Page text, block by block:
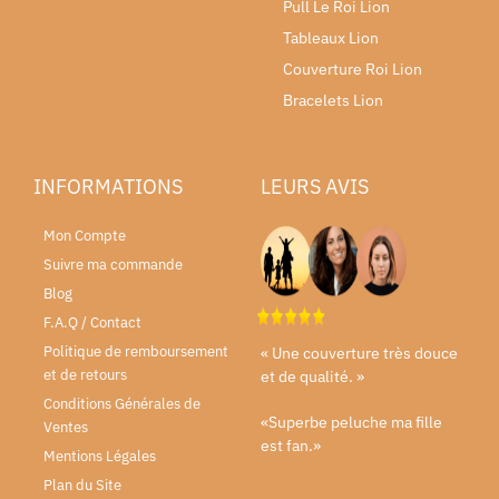
Pull Le Roi Lion
Tableaux Lion
Couverture Roi Lion
Bracelets Lion
INFORMATIONS
Mon Compte
Suivre ma commande
Blog
F.A.Q / Contact
Politique de remboursement
et de retours
Conditions Générales de
Ventes
Mentions Légales
Plan du Site
LEURS AVIS
« Une couverture très douce
et de qualité. »
«Superbe peluche ma fille
est fan.»